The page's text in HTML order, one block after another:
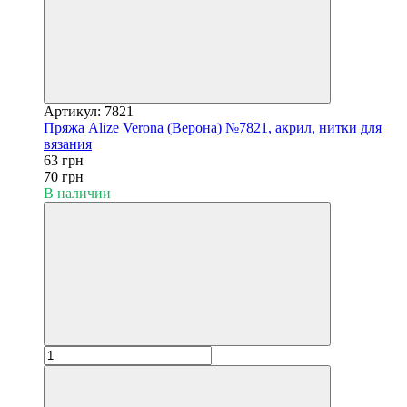
Артикул: 7821
Пряжа Alize Verona (Верона) №7821, акрил, нитки для
вязания
63 грн
70 грн
В наличии